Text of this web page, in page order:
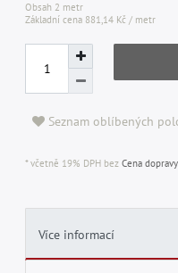
Obsah 2 metr
Základní cena 881,14 Kč / metr
Seznam oblíbených
* včetně 19% DPH bez Cena dopravy
Více informací